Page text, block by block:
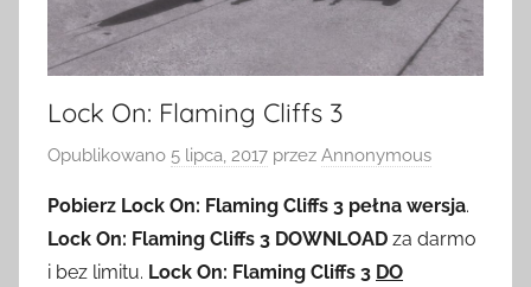
Lock On: Flaming Cliffs 3
Opublikowano 5 lipca, 2017 przez Annonymous
Pobierz Lock On: Flaming Cliffs 3 pełna wersja.
Lock On: Flaming Cliffs 3 DOWNLOAD za darmo
i bez limitu. Lock On: Flaming Cliffs 3 DO